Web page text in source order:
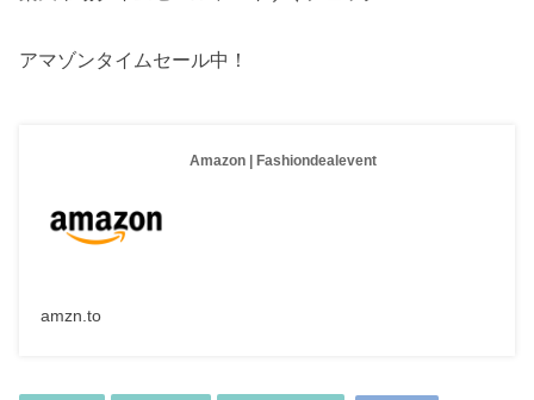
アマゾンタイムセール中！
Amazon | Fashiondealevent
amzn.to